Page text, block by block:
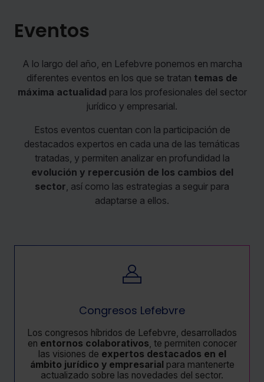
Eventos
A lo largo del año, en Lefebvre ponemos en marcha
diferentes eventos en los que se tratan temas de
máxima actualidad para los profesionales del sector
jurídico y empresarial.
Estos eventos cuentan con la participación de
destacados expertos en cada una de las temáticas
tratadas, y permiten analizar en profundidad la
evolución y repercusión de los cambios del
sector, así como las estrategias a seguir para
adaptarse a ellos.
Congresos Lefebvre
Los congresos híbridos de Lefebvre, desarrollados
en entornos colaborativos, te permiten conocer
las visiones de expertos destacados en el
ámbito jurídico y empresarial para mantenerte
actualizado sobre las novedades del sector.